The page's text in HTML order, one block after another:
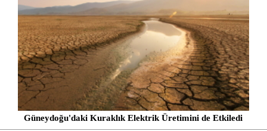
Güneydoğu'daki Kuraklık Elektrik Üretimini de Etkiledi